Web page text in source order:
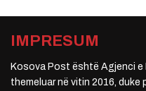
IMPRESUM
Kosova Post është Agjenci e
themeluar në vitin 2016, duke